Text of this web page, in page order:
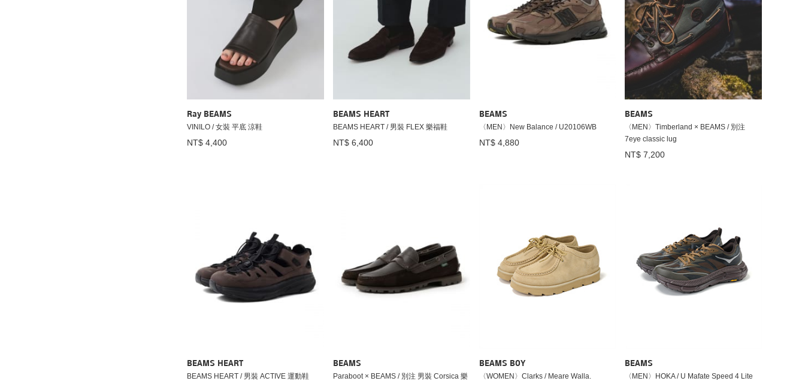
Ray BEAMS
VINILO / 女裝 平底 涼鞋
NT$ 4,400
BEAMS HEART
BEAMS HEART / 男裝 FLEX 樂福鞋
NT$ 6,400
BEAMS
〈MEN〉New Balance / U20106WB
NT$ 4,880
BEAMS
〈MEN〉Timberland × BEAMS / 別注
7eye classic lug
NT$ 7,200
BEAMS HEART
BEAMS HEART / 男裝 ACTIVE 運動鞋
BEAMS
Paraboot × BEAMS / 別注 男裝 Corsica 樂
BEAMS BOY
〈WOMEN〉Clarks / Meare Walla.
BEAMS
〈MEN〉HOKA / U Mafate Speed 4 Lite